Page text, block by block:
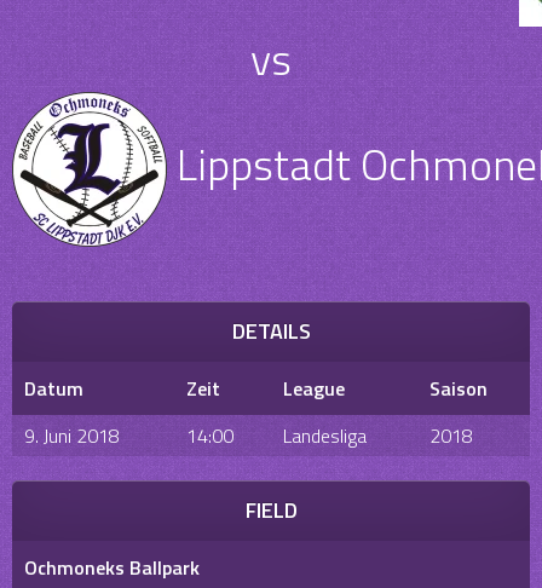
vs
Lippstadt
DETAILS
Datum Zeit League
Saison
9. Juni 2018
14:00 Landesliga 2018
FIELD
Ochmoneks Ballpark